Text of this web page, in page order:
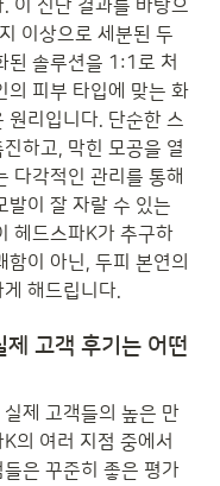
이 진단 결과를 바탕으
이상으로 세분된 두
된 솔루션을 1:1로 처
의 피부 타입에 맞는 화
원리입니다. 단순한 스
하고, 막힌 모공을 열
다각적인 관리를 통해
발이 잘 자랄 수 있는
헤드스파K가 추구하
이 아닌, 두피 본연의
해드립니다.
고객 후기는 어떤
제 고객들의 높은 만
의 여러 지점 중에서
은 꾸준히 좋은 평가